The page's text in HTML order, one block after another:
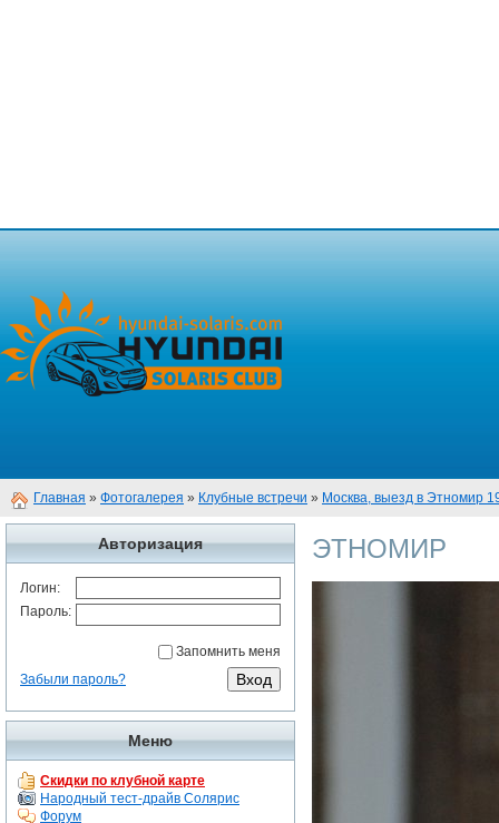
Главная » Фотогалерея » Клубные встречи » Москва, выезд в Этномир
Авторизация
Логин:
Пароль:
Запомнить меня
Забыли пароль?
Меню
Скидки по клубной карте
Народный тест-драйв Солярис
Форум
ЭТНОМИР